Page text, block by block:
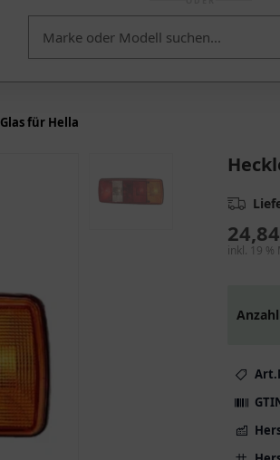
für Hella
inkl. 19 %
Anzahl